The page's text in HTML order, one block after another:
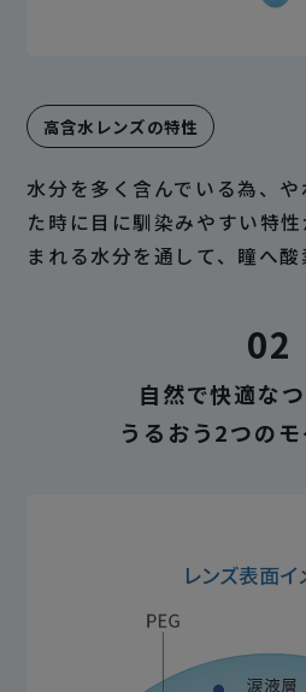
高含水レンズの特性
水分を多く含んでいる為、
た時に目に馴染みやすい特
まれる水分を通して、瞳へ酸
02
自然で快適なつ
うるおう2つの